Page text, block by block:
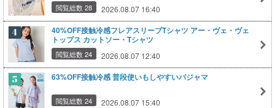
閲覧総数 28 2026.08.07 16:40
40%OFF接触冷感フレアスリーブTシャツ アー・ヴェ・ヴェ
トップス カットソー・Tシャツ
閲覧総数 24 2026.08.07 12:40
63%OFF接触冷感 普段使いもしやすいパジャマ
閲覧総数 24 2026.08.07 15:40